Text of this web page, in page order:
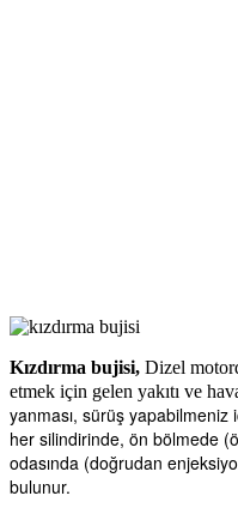
Kızdırma bujisi, Dizel
etmek için gelen yakıtı ve
yanması, sürüş yapabilmeniz
her silindirinde, ön bölmede
odasında (doğrudan
bulunur.